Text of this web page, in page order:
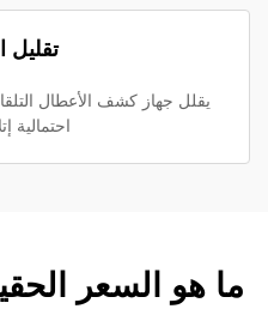
تقليل
يقلل جهاز كشف الأعطال
احتمالية
ما هو السعر